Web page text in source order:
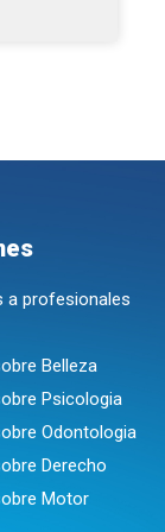
a profesionales
Belleza
Psicologia
Odontologia
Derecho
Motor